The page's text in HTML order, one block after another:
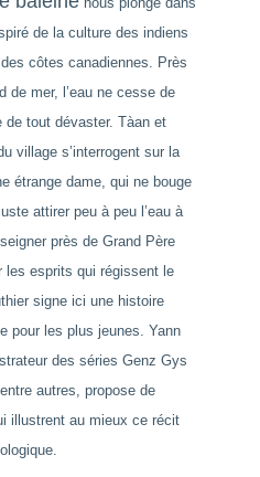
de la culture des indiens
côtes canadiennes. Près
de mer, l’eau ne cesse de
de tout dévaster. Tàan et
village s’interrogent sur la
étrange dame, qui ne bouge
attirer peu à peu l’eau à
près de Grand Père
les esprits qui régissent le
signe ici une histoire
pour les plus jeunes. Yann
des sériesGenz Gys
entre autres, propose de
illustrent au mieux ce récit